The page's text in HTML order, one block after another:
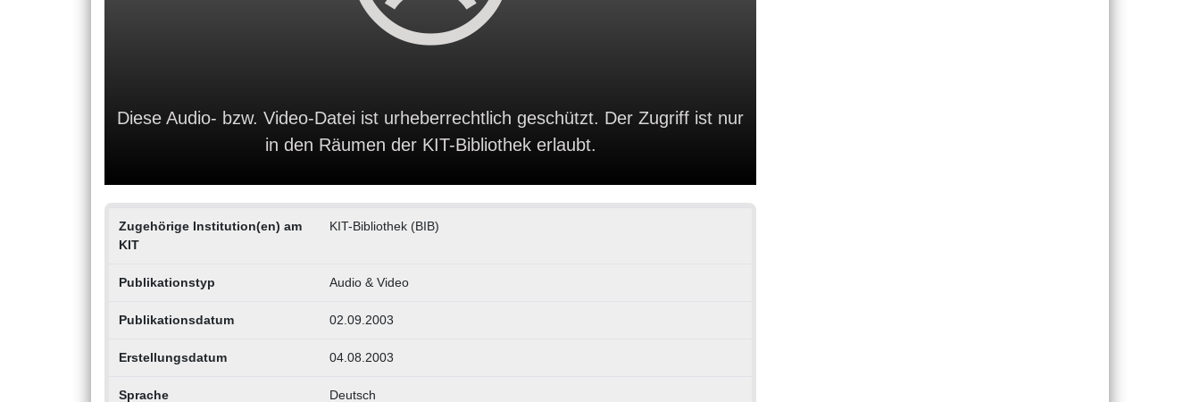
Diese Audio- bzw. Video-Datei ist urheberrechtlich geschützt. Der Zugriff ist nur
in den Räumen der KIT-Bibliothek erlaubt.
Zugehörige Institution(en) am
KIT
KIT-Bibliothek (BIB)
Publikationstyp Audio & Video
Publikationsdatum 02.09.2003
Erstellungsdatum 04.08.2003
Sprache Deutsch